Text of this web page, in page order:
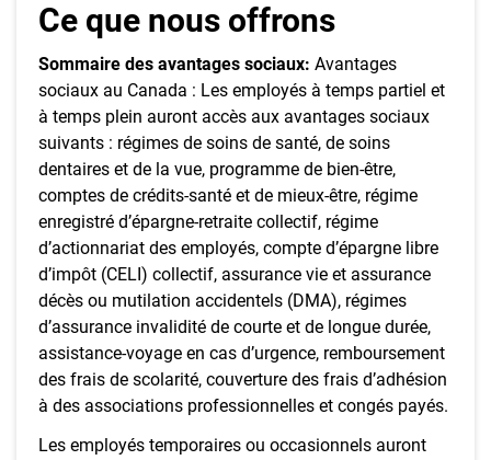
Ce que nous offrons
Sommaire des avantages sociaux: Avantages
sociaux au Canada : Les employés à temps partiel et
à temps plein auront accès aux avantages sociaux
suivants : régimes de soins de santé, de soins
dentaires et de la vue, programme de bien-être,
comptes de crédits-santé et de mieux-être, régime
enregistré d’épargne-retraite collectif, régime
d’actionnariat des employés, compte d’épargne libre
d’impôt (CELI) collectif, assurance vie et assurance
décès ou mutilation accidentels (DMA), régimes
d’assurance invalidité de courte et de longue durée,
assistance-voyage en cas d’urgence, remboursement
des frais de scolarité, couverture des frais d’adhésion
à des associations professionnelles et congés payés.
Les employés temporaires ou occasionnels auront